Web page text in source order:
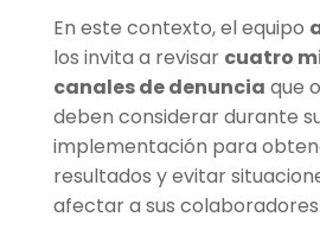
En este contexto, el equipo
los invita a revisar cuatro
canales de denuncia que
deben considerar durante
implementación para
resultados y evitar
afectar a sus colaboradores.